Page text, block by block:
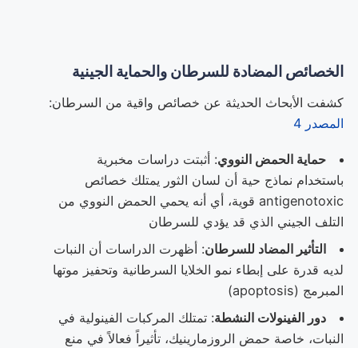
الخصائص المضادة للسرطان والحماية الجينية
كشفت الأبحاث الحديثة عن خصائص واقية من السرطان:
المصدر 4
حماية الحمض النووي: أثبتت دراسات مخبرية
باستخدام نماذج حية أن لسان الثور يمتلك خصائص
antigenotoxic قوية، أي أنه يحمي الحمض النووي من
التلف الجيني الذي قد يؤدي للسرطان
التأثير المضاد للسرطان: أظهرت الدراسات أن النبات
لديه قدرة على إبطاء نمو الخلايا السرطانية وتحفيز موتها
المبرمج (apoptosis)
دور الفينولات النشطة: تمتلك المركبات الفينولية في
النبات، خاصة حمض الروزمارينيك، تأثيراً فعالاً في منع